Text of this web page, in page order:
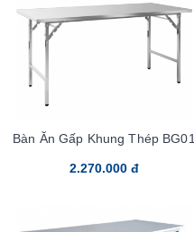
Bàn Ăn Gấp Khung Thép BG01
2.270.000 đ